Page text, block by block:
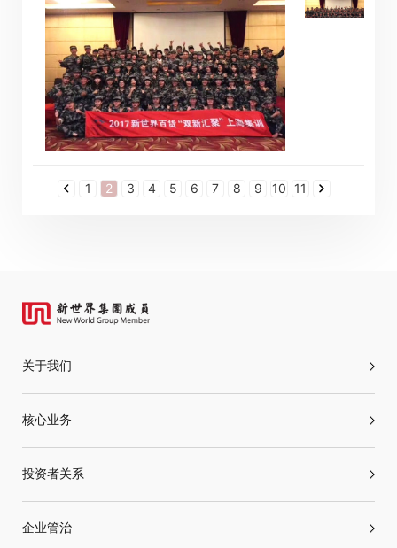
1 2 3 4 5 6 7 8 9 10 11
关于我们
核心业务
投资者关系
企业管治